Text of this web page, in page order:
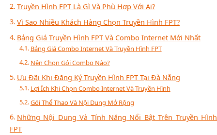
Truyền Hình FPT Là Gì Và Phù Hợp Với Ai?
Vì Sao Nhiều Khách Hàng Chọn Truyền Hình FPT?
Bảng Giá Truyền Hình FPT Và Combo Internet Mới Nhất
Bảng Giá Combo Internet Và Truyền Hình FPT
Nên Chọn Gói Combo Nào?
Ưu Đãi Khi Đăng Ký Truyền Hình FPT Tại Đà Nẵng
Lợi Ích Khi Chọn Combo Internet Và Truyền Hình
Gói Thể Thao Và Nội Dung Mở Rộng
Những Nội Dung Và Tính Năng Nổi Bật Trên Truyền Hình
FPT